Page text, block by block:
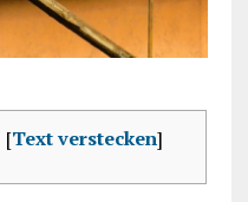
[Text verstecken]